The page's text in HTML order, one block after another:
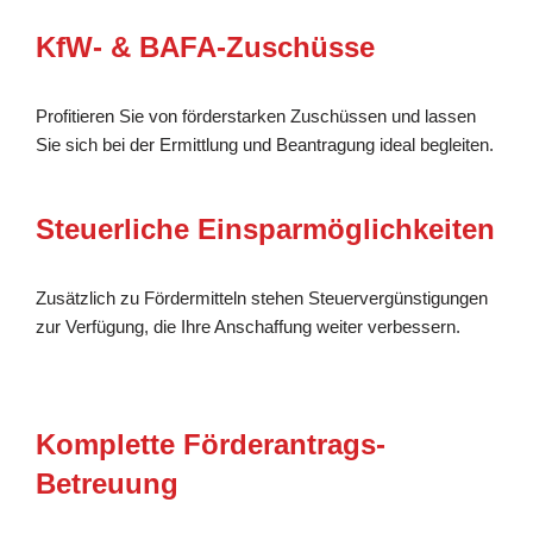
KfW- & BAFA-Zuschüsse
Profitieren Sie von förderstarken Zuschüssen und lassen
Sie sich bei der Ermittlung und Beantragung ideal begleiten.
Steuerliche Einsparmöglichkeiten
Zusätzlich zu Fördermitteln stehen Steuervergünstigungen
zur Verfügung, die Ihre Anschaffung weiter verbessern.
Komplette Förderantrags-
Betreuung